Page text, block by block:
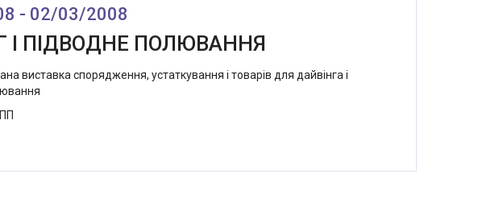
- 02/03/2008
І ПІДВОДНЕ ПОЛЮВАННЯ
виставка спорядження, устаткування і товарів для дайвінга і